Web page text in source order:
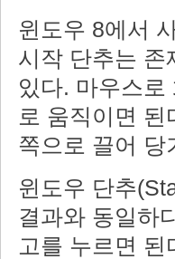
윈도우 8에서
시작 단추는 존
있다. 마우스
로 움직이면
쪽으로 끌어 당
윈도우 단추
결과와 동일하
고를 누르면